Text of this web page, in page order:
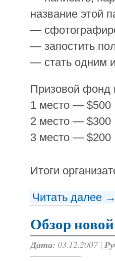
название этой
—
— запостить
— стать одним
Призовой фонд
1 место — $500
2 место — $300
3 место — $200
Итоги
Читать далее →
Обзор
Дата: 03.12.2007 |